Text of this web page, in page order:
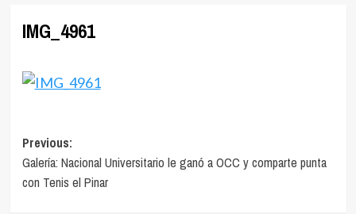
IMG_4961
Navegación
de
entradas
Previous:
Galería: Nacional Universitario le ganó a OCC y comparte punta
con Tenis el Pinar